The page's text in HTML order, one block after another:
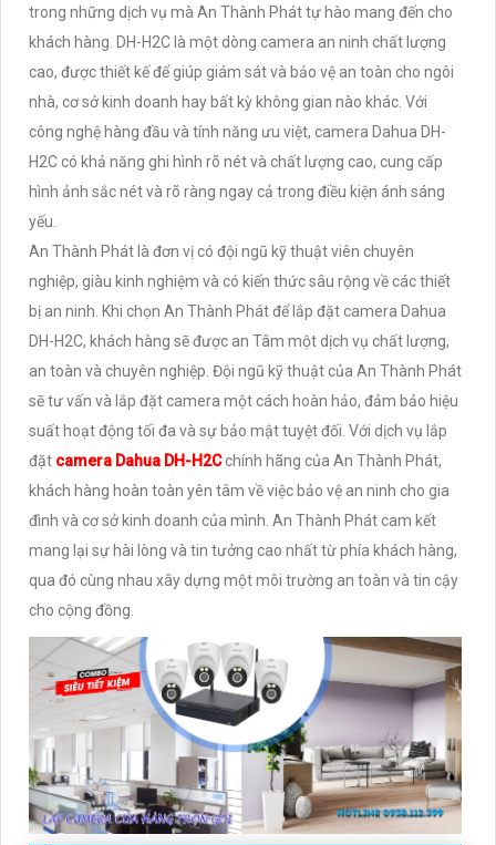
trong những dịch vụ mà An Thành Phát tự hào mang đến cho
khách hàng. DH-H2C là một dòng camera an ninh chất lượng
cao, được thiết kế để giúp giám sát và bảo vệ an toàn cho ngôi
nhà, cơ sở kinh doanh hay bất kỳ không gian nào khác. Với
công nghệ hàng đầu và tính năng ưu việt, camera Dahua DH-
H2C có khả năng ghi hình rõ nét và chất lượng cao, cung cấp
hình ảnh sắc nét và rõ ràng ngay cả trong điều kiện ánh sáng
yếu.
An Thành Phát là đơn vị có đội ngũ kỹ thuật viên chuyên
nghiệp, giàu kinh nghiệm và có kiến thức sâu rộng về các thiết
bị an ninh. Khi chọn An Thành Phát để lắp đặt camera Dahua
DH-H2C, khách hàng sẽ được an Tâm một dịch vụ chất lượng,
an toàn và chuyên nghiệp. Đội ngũ kỹ thuật của An Thành Phát
sẽ tư vấn và lắp đặt camera một cách hoàn hảo, đảm bảo hiệu
suất hoạt động tối đa và sự bảo mật tuyệt đối. Với dịch vụ lắp
đặt camera Dahua DH-H2Cchính hãng của An Thành Phát,
khách hàng hoàn toàn yên tâm về việc bảo vệ an ninh cho gia
đình và cơ sở kinh doanh của mình. An Thành Phát cam kết
mang lại sự hài lòng và tin tưởng cao nhất từ phía khách hàng,
qua đó cùng nhau xây dựng một môi trường an toàn và tin cậy
cho cộng đồng.